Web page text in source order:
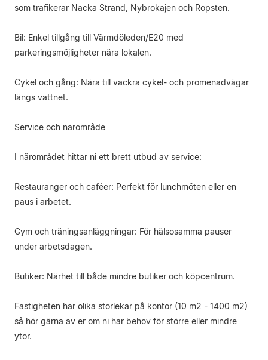
som trafikerar Nacka Strand, Nybrokajen och Ropsten.
Bil: Enkel tillgång till Värmdöleden/E20 med
parkeringsmöjligheter nära lokalen.
Cykel och gång: Nära till vackra cykel- och promenadvägar
längs vattnet.
Service och närområde
I närområdet hittar ni ett brett utbud av service:
Restauranger och caféer: Perfekt för lunchmöten eller en
paus i arbetet.
Gym och träningsanläggningar: För hälsosamma pauser
under arbetsdagen.
Butiker: Närhet till både mindre butiker och köpcentrum.
Fastigheten har olika storlekar på kontor (10 m2 - 1400 m2)
så hör gärna av er om ni har behov för större eller mindre
ytor.